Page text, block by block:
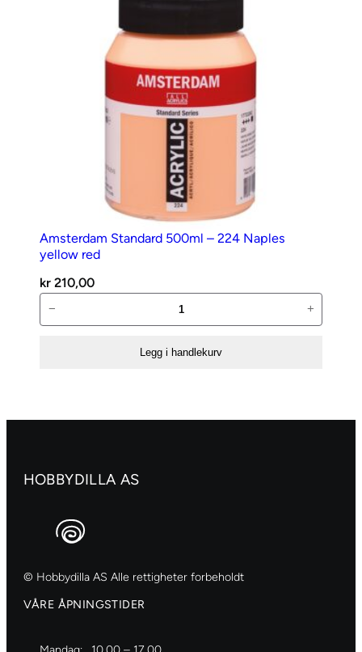
Amsterdam Standard 500ml – 224 Naples
yellow red
kr 210,00
Standard
yellow
− +
Legg i handlekurv
HOBBYDILLA AS
© Hobbydilla AS Alle rettigheter forbeholdt
VÅRE ÅPNINGSTIDER